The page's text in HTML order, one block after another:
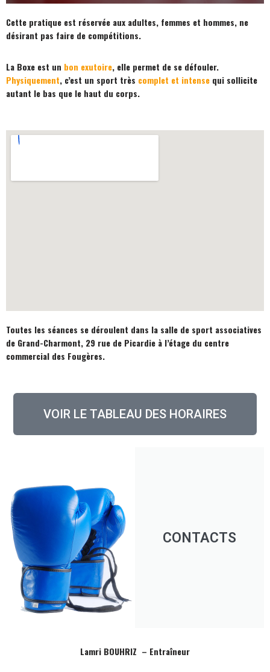
Cette pratique est réservée aux adultes, femmes et hommes, ne
désirant pas faire de compétitions.
La Boxe est un bon exutoire, elle permet de se défouler.
Physiquement, c’est un sport très complet et intense qui sollicite
autant le bas que le haut du corps.
Toutes les séances se déroulent dans la salle de sport associatives
de Grand-Charmont, 29 rue de Picardie à l’étage du centre
commercial des Fougères.
VOIR LE TABLEAU DES HORAIRES
CONTACTS
Lamri BOUHRIZ – Entraîneur